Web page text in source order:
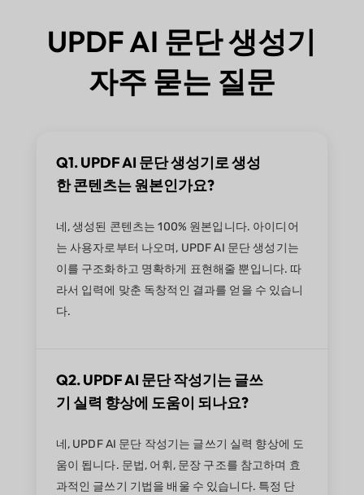
UPDF AI 문단 생성기
자주 묻는 질문
Q1. UPDF AI 문단 생성기로 생성
한 콘텐츠는 원본인가요?
네, 생성된 콘텐츠는 100% 원본입니다. 아이디어
는 사용자로부터 나오며, UPDF AI 문단 생성기는
이를 구조화하고 명확하게 표현해줄 뿐입니다. 따
라서 입력에 맞춘 독창적인 결과를 얻을 수 있습니
다.
Q2. UPDF AI 문단 작성기는 글쓰
기 실력 향상에 도움이 되나요?
네, UPDF AI 문단 작성기는 글쓰기 실력 향상에 도
움이 됩니다. 문법, 어휘, 문장 구조를 참고하며 효
과적인 글쓰기 기법을 배울 수 있습니다. 특정 단